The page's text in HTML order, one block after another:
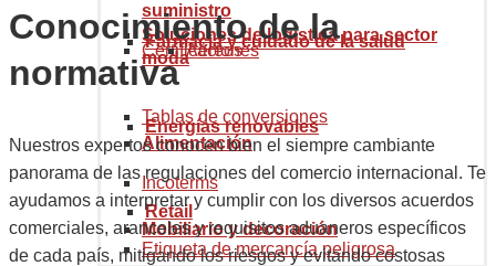
Farmacia y cuidado de la salud
Energías renovables
Retail
suministro
Soluciones de logística para sector
moda
Alimentación
Mobiliario y decoración
Certificaciones
Aéreos
Tablas de conversiones
Incoterms
Etiqueta de mercancía peligrosa
Conocimiento de la
normativa
Nuestros expertos conocen bien el siempre cambiante
panorama de las regulaciones del comercio internacional. Te
ayudamos a interpretar y cumplir con los diversos acuerdos
comerciales, aranceles y requisitos aduaneros específicos
de cada país, mitigando los riesgos y evitando costosas